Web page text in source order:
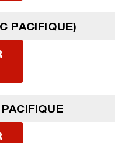
PACIFIQUE)